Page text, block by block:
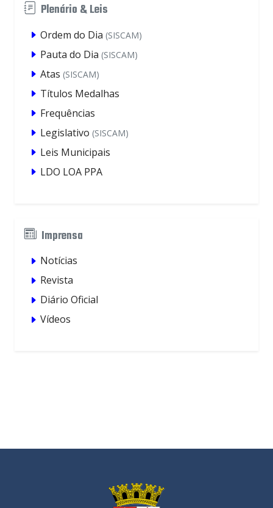
Plenário & Leis
Ordem do Dia (SISCAM)
Pauta do Dia (SISCAM)
Atas (SISCAM)
Títulos Medalhas
Frequências
Legislativo (SISCAM)
Leis Municipais
LDO LOA PPA
Imprensa
Notícias
Revista
Diário Oficial
Vídeos